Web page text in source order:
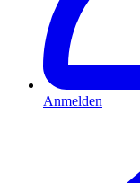
Anmelden